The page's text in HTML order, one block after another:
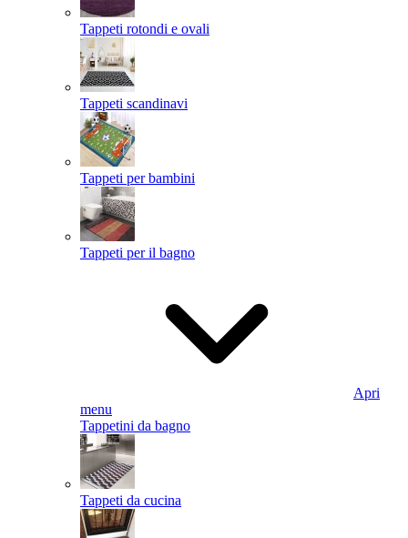
Tappeti rotondi e ovali
Tappeti scandinavi
Tappeti per bambini
Tappeti per il bagno
Apri
menu
Tappetini da bagno
Tappeti da cucina